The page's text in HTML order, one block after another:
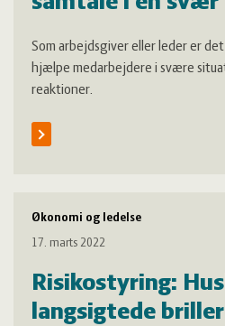
Som arbejdsgiver eller leder er
hjælpe medarbejdere i svære
reaktioner.
Økonomi og ledelse
17. marts 2022
Risikostyring:
langsigtede